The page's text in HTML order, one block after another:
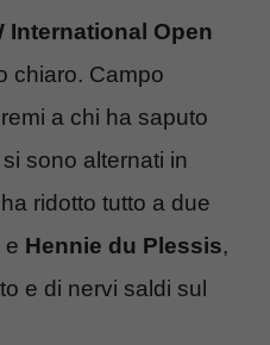
International Open
chiaro. Campo
a chi ha saputo
sono alternati in
ridotto tutto a due
e Hennie du Plessis,
e di nervi saldi sul